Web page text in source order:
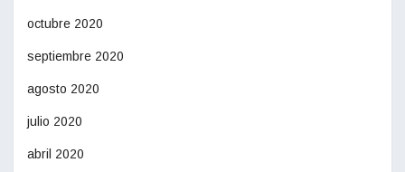
octubre 2020
septiembre 2020
agosto 2020
julio 2020
abril 2020